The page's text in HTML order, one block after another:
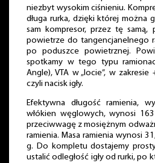
niezbyt wysokim ciśnieniu.
długa rurka, dzięki której można
sam kompresor, przez tę samą,
powietrze do tangencjanelnego
po poduszce powietrznej.
spotkamy w tego typu
Angle), VTA w „locie”, w
czyli nacisk igły.
Efektywna długość ramienia,
włókien węglowych, wynosi
przeciwwagę z mosiężnym
ramienia. Masa ramienia wynosi
g. Do kompletu dostajemy
ustalić odległość igły od rurki, po